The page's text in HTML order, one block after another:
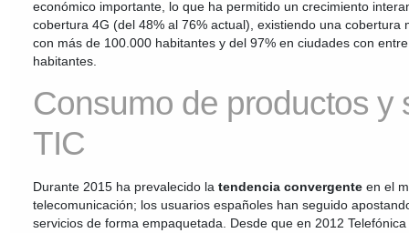
económico importante, lo que ha permitido un crecimiento
cobertura 4G (del 48% al 76% actual), existiendo una cobertura
con más de 100.000 habitantes y del 97% en ciudades con
habitantes.
Consumo de productos y
TIC
Durante 2015 ha prevalecido la tendencia convergente en el
telecomunicación; los usuarios españoles han seguido
servicios de forma empaquetada. Desde que en 2012